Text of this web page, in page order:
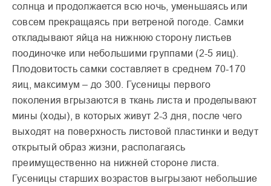
солнца и продолжается всю ночь, уменьшаясь или
совсем прекращаясь при ветреной погоде. Самки
откладывают яйца на нижнюю сторону листьев
поодиночке или небольшими группами (2-5 яиц).
Плодовитость самки составляет в среднем 70-170
яиц, максимум – до 300. Гусеницы первого
поколения вгрызаются в ткань листа и проделывают
мины (ходы), в которых живут 2-3 дня, после чего
выходят на поверхность листовой пластинки и ведут
открытый образ жизни, располагаясь
преимущественно на нижней стороне листа.
Гусеницы старших возрастов выгрызают небольшие